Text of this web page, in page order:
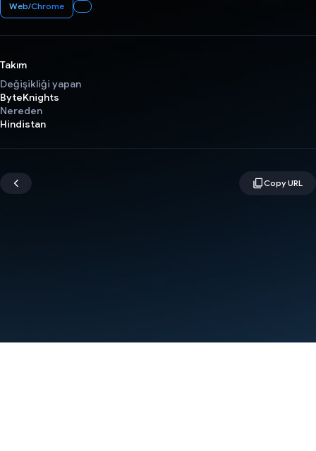
Web/Chrome
Takım
Değişikliği yapan
ByteKnights
Nereden
Hindistan